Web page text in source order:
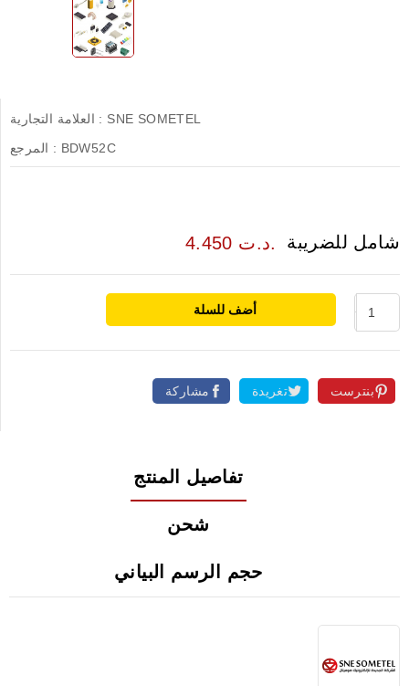
العلامة التجارية : SNE SOMETEL
المرجع : BDW52C
4.450 د.ت. شامل للضريبة
أضف للسلة
مشاركة تغريدة بنترست
تفاصيل المنتج
شحن
حجم الرسم البياني